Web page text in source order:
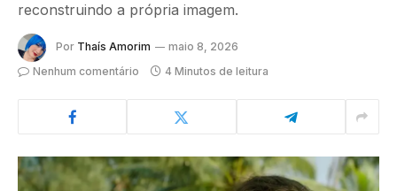
reconstruindo a própria imagem.
Por Thaís Amorim
maio 8, 2026
Nenhum comentário
4 Minutos de leitura